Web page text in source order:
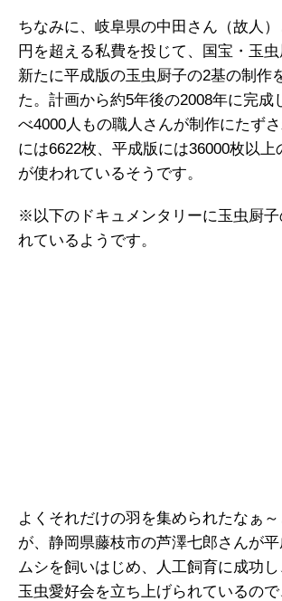
ちなみに、岐阜県の中田さん（故人
円を超える私費を投じて、国宝・玉
新たに平成版の玉虫厨子の2基の制作
た。計画から約5年後の2008年に完成
べ4000人もの職人さんが制作にたず
には6622枚、平成版には36000枚以上
が使われているそうです。
※以下のドキュメンタリーに玉虫厨子
れているようです。
よくそれだけの羽を集められたなぁ
が、静岡県藤枝市の芦澤七郎さんが
ムシを飼いはじめ、人工飼育に成功
玉虫愛好会を立ち上げられているの